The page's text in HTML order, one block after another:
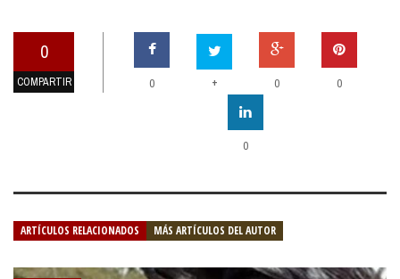
0
COMPARTIR 0 + 0 0
0
ARTÍCULOS RELACIONADOS MÁS ARTÍCULOS DEL AUTOR